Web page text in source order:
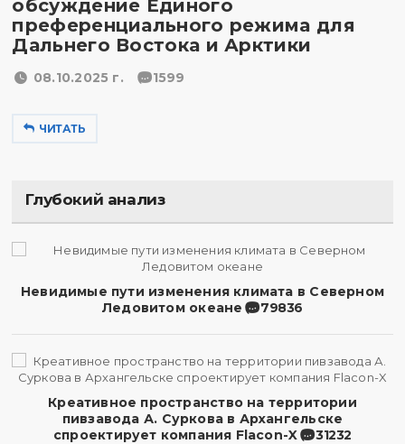
обсуждение Единого
преференциального режима для
Дальнего Востока и Арктики
08.10.2025 г. 1599
ЧИТАТЬ
Глубокий анализ
Невидимые пути изменения климата в Северном
Ледовитом океане
79836
Креативное пространство на территории
пивзавода А. Суркова в Архангельске
спроектирует компания Flacon-X
31232